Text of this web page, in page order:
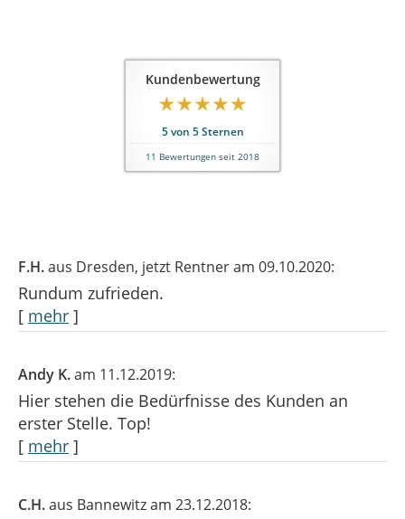
Kundenbewertung
5von 5Sternen
11 Bewertungen seit 2018
F.H.aus Dresden, jetzt Rentneram 09.10.2020:
Rundum zufrieden.
[ mehr ]
Andy K.am 11.12.2019:
Hier stehen die Bedürfnisse des Kunden an
erster Stelle. Top!
[ mehr ]
C.H.aus Bannewitzam 23.12.2018: